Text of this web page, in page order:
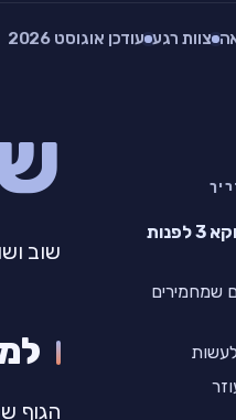
צוות רגע עודכן אוגוסט 2026
למה דווקא 3 לפנות
שמחמירים
שוב
למה